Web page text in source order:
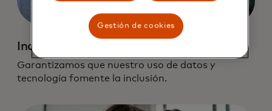
Inclusión
Garantizamos que nuestro uso de datos y
tecnología fomente la inclusión.
Gestión de cookies